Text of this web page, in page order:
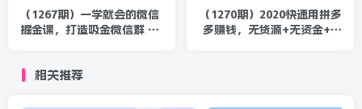
（1267期）一学就会的微信
掘金课，打造吸金微信群 业
（1270期）2020快速用拼多
多赚钱，无货源+无资金+无
相关推荐